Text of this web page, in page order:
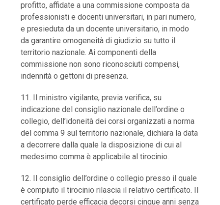
profitto, affidate a una commissione composta da
professionisti e docenti universitari, in pari numero,
e presieduta da un docente universitario, in modo
da garantire omogeneità di giudizio su tutto il
territorio nazionale. Ai componenti della
commissione non sono riconosciuti compensi,
indennità o gettoni di presenza.
11. Il ministro vigilante, previa verifica, su
indicazione del consiglio nazionale dell’ordine o
collegio, dell’idoneità dei corsi organizzati a norma
del comma 9 sul territorio nazionale, dichiara la data
a decorrere dalla quale la disposizione di cui al
medesimo comma è applicabile al tirocinio.
12. Il consiglio dell’ordine o collegio presso il quale
è compiuto il tirocinio rilascia il relativo certificato. Il
certificato perde efficacia decorsi cinque anni senza